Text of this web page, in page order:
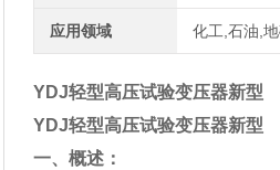
应用领域 化工,石油,
YDJ轻型高压试验变压器新型
YDJ轻型高压试验变压器新型
一、概述：